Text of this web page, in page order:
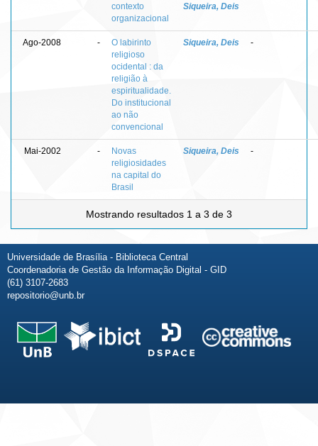
contexto
organizacional
Siqueira, Deis
Ago-2008 -
O labirinto
religioso
ocidental : da
religião à
espiritualidade.
Do institucional
ao não
convencional
Siqueira, Deis -
Mai-2002 -
Novas
religiosidades
na capital do
Brasil
Siqueira, Deis -
Mostrando resultados 1 a 3 de 3
Universidade de Brasília - Biblioteca Central
Coordenadoria de Gestão da Informação Digital - GID
(61) 3107-2683
repositorio@unb.br